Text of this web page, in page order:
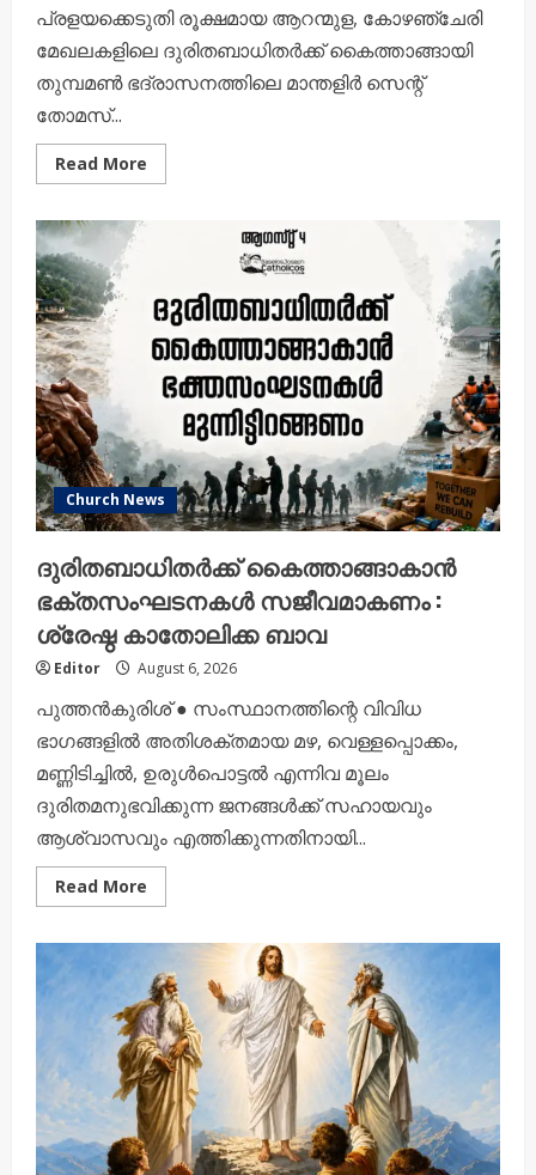
പ്രളയക്കെടുതി രൂക്ഷമായ ആറന്മുള, കോഴഞ്ചേരി
മേഖലകളിലെ ദുരിതബാധിതർക്ക് കൈത്താങ്ങായി
തുമ്പമൺ ഭദ്രാസനത്തിലെ മാന്തളിർ സെന്റ്
തോമസ്...
Read More
more
പ്രളയബാധിതർക്ക്
ആശ്വാസവുമായി
യാക്കോബായ
കത്തീഡ്രൽ
യൂത്ത്
അസ്സോസിയേഷൻ
Church News
ദുരിതബാധിതർക്ക് കൈത്താങ്ങാകാൻ
ഭക്തസംഘടനകൾ സജീവമാകണം :
ശ്രേഷ്ഠ കാതോലിക്ക ബാവ
Editor August 6, 2026
പുത്തൻകുരിശ് ● സംസ്ഥാനത്തിന്റെ വിവിധ
ഭാഗങ്ങളിൽ അതിശക്തമായ മഴ, വെള്ളപ്പൊക്കം,
മണ്ണിടിച്ചിൽ, ഉരുൾപൊട്ടൽ എന്നിവ മൂലം
ദുരിതമനുഭവിക്കുന്ന ജനങ്ങൾക്ക് സഹായവും
ആശ്വാസവും എത്തിക്കുന്നതിനായി...
Read More
more
കൈത്താങ്ങാകാൻ
ഭക്തസംഘടനകൾ
സജീവമാകണം
:
ശ്രേഷ്ഠ
കാതോലിക്ക
ബാവ